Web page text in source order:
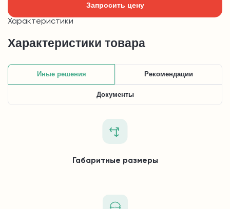
Запросить цену
Характеристики
Характеристики товара
Иные решения Рекомендации
Документы
Габаритные размеры